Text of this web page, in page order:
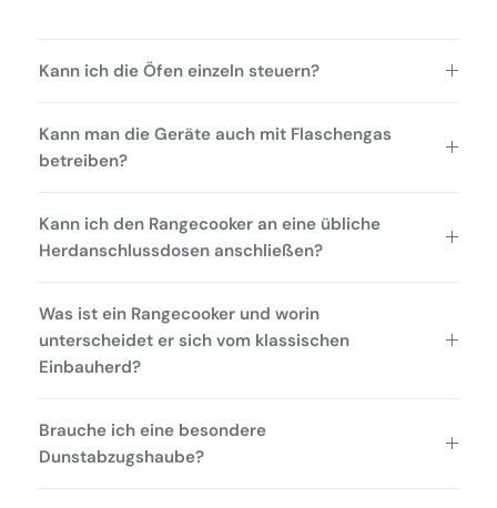
Kann ich die Öfen einzeln steuern?
Kann man die Geräte auch mit Flaschengas
betreiben?
Kann ich den Rangecooker an eine übliche
Herdanschlussdosen anschließen?
Was ist ein Rangecooker und worin
unterscheidet er sich vom klassischen
Einbauherd?
Brauche ich eine besondere
Dunstabzugshaube?